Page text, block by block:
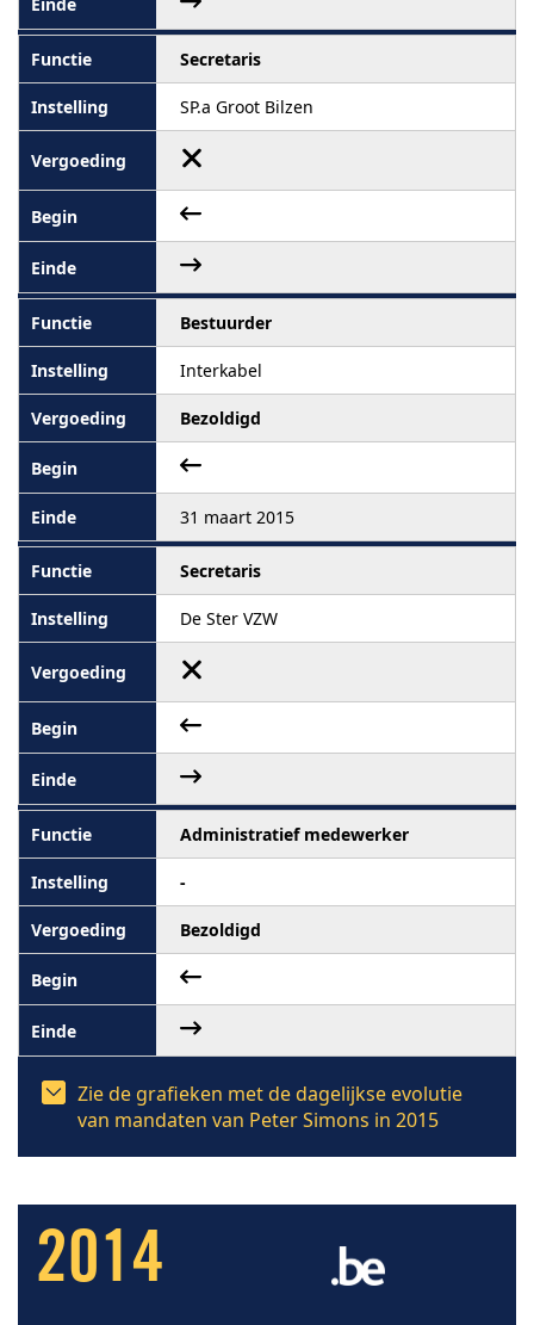
Secretaris
SP.a Groot Bilzen
Bestuurder
Interkabel
Bezoldigd
31 maart 2015
Secretaris
De Ster VZW
Administratief medewerker
-
Bezoldigd
Zie de grafieken met de dagelijkse evolutie
van mandaten van Peter Simons in 2015
2014